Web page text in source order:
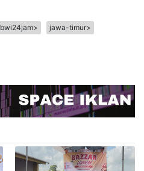
bwi24jam> jawa-timur>